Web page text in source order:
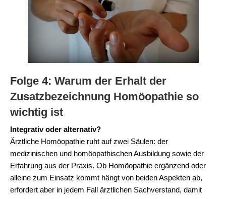
Folge 4: Warum der Erhalt der
Zusatzbezeichnung Homöopathie so
wichtig ist
Integrativ oder alternativ?
Ärztliche Homöopathie ruht auf zwei Säulen: der
medizinischen und homöopathischen Ausbildung sowie der
Erfahrung aus der Praxis. Ob Homöopathie ergänzend oder
alleine zum Einsatz kommt hängt von beiden Aspekten ab,
erfordert aber in jedem Fall ärztlichen Sachverstand, damit